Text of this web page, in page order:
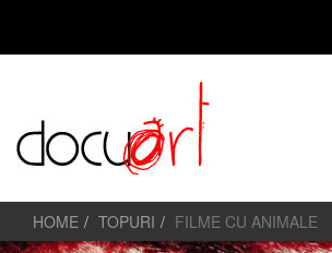
HOME TOPURI FILME CU ANIMALE